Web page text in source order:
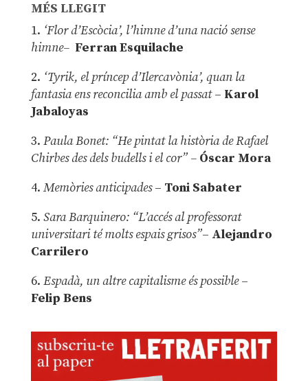
MÉS LLEGIT
1. ‘Flor d’Escòcia’, l’himne d’una nació sense
himne– Ferran Esquilache
2. ‘Tyrik, el príncep d’Ilercavònia’, quan la
fantasia ens reconcilia amb el passat– Karol
Jabaloyas
3. Paula Bonet: “He pintat la història de Rafael
Chirbes des dels budells i el cor” –Óscar Mora
4. Memòries anticipades– Toni Sabater
5. Sara Barquinero: “L’accés al professorat
universitari té molts espais grisos”– Alejandro
Carrilero
6. Espadà, un altre capitalisme és possible –
Felip Bens